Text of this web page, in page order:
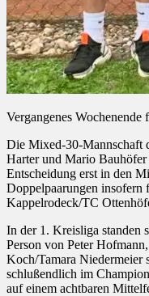
Vergangenes
Die Mixed-30-Mannschaft
Harter und Mario
Entscheidung erst in den
Doppelpaarungen insofern
Kappelrodeck/TC
In der 1. Kreisliga standen
Person von Peter
Koch/Tamara Niedermeier
schlußendlich im
auf einem achtbaren